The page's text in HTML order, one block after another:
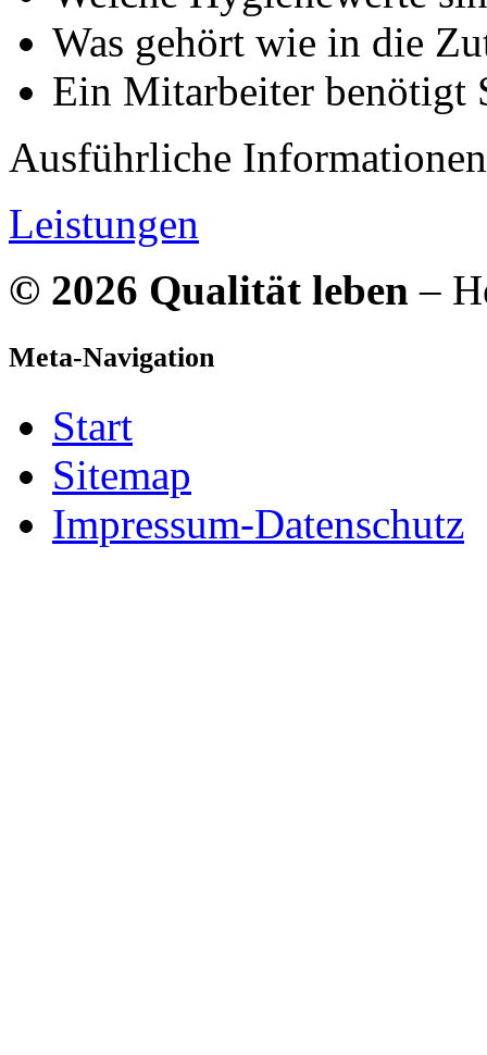
Was gehört wie in die
Ein Mitarbeiter benötigt
Ausführliche
Leistungen
© 2026 Qualität leben –
Meta-Navigation
Start
Sitemap
Impressum-Datenschutz